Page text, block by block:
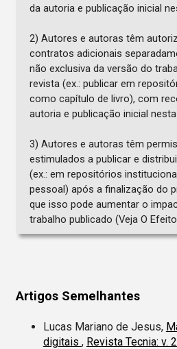
da autoria e publicação inicial
2) Autores e autoras têm
contratos adicionais
não exclusiva da versão do
revista (ex.: publicar em
como capítulo de livro), com
autoria e publicação inicial
3) Autores e autoras têm
estimulados a publicar e
(ex.: em repositórios
pessoal) após a finalização do
que isso pode aumentar o
trabalho publicado (Veja O
Artigos Semelhantes
Lucas Mariano de Jesus,
digitais , Revista Tecnia: v.